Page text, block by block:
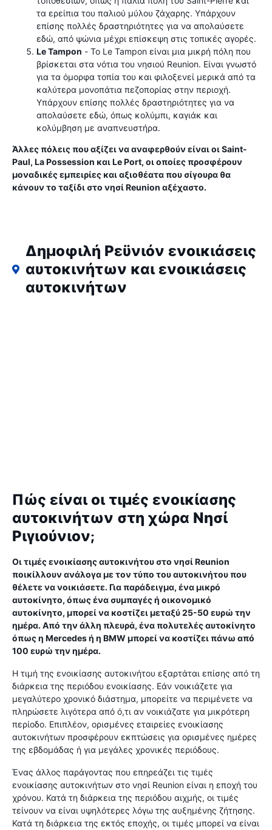
τα ερείπια του παλιού μύλου ζάχαρης. Υπάρχουν
επίσης πολλές δραστηριότητες για να απολαύσετε
εδώ, από ψώνια μέχρι επίσκεψη στις τοπικές αγορές.
Le Tampon - Το Le Tampon είναι μια μικρή πόλη που
βρίσκεται στα νότια του νησιού Reunion. Είναι γνωστό
για τα όμορφα τοπία του και φιλοξενεί μερικά από τα
καλύτερα μονοπάτια πεζοπορίας στην περιοχή.
Υπάρχουν επίσης πολλές δραστηριότητες για να
απολαύσετε εδώ, όπως κολύμπι, καγιάκ και
κολύμβηση με αναπνευστήρα.
Άλλες πόλεις που αξίζει να αναφερθούν είναι οι Saint-
Paul, La Possession και Le Port, οι οποίες προσφέρουν
μοναδικές εμπειρίες και αξιοθέατα που σίγουρα θα
κάνουν το ταξίδι στο νησί Reunion αξέχαστο.
Δημοφιλή Ρεϋνιόν ενοικιάσεις
αυτοκινήτων και ενοικιάσεις
αυτοκινήτων
Πώς είναι οι τιμές ενοικίασης
αυτοκινήτων στη χώρα Νησί
Ριγιούνιον;
Οι τιμές ενοικίασης αυτοκινήτου στο νησί Reunion
ποικίλλουν ανάλογα με τον τύπο του αυτοκινήτου που
θέλετε να νοικιάσετε. Για παράδειγμα, ένα μικρό
αυτοκίνητο, όπως ένα συμπαγές ή οικονομικό
αυτοκίνητο, μπορεί να κοστίζει μεταξύ 25-50 ευρώ την
ημέρα. Από την άλλη πλευρά, ένα πολυτελές αυτοκίνητο
όπως η Mercedes ή η BMW μπορεί να κοστίζει πάνω από
100 ευρώ την ημέρα.
Η τιμή της ενοικίασης αυτοκινήτου εξαρτάται επίσης από τη
διάρκεια της περιόδου ενοικίασης. Εάν νοικιάζετε για
μεγαλύτερο χρονικό διάστημα, μπορείτε να περιμένετε να
πληρώσετε λιγότερα από ό,τι αν νοικιάζατε για μικρότερη
περίοδο. Επιπλέον, ορισμένες εταιρείες ενοικίασης
αυτοκινήτων προσφέρουν εκπτώσεις για ορισμένες ημέρες
της εβδομάδας ή για μεγάλες χρονικές περιόδους.
Ένας άλλος παράγοντας που επηρεάζει τις τιμές
ενοικίασης αυτοκινήτων στο νησί Reunion είναι η εποχή του
χρόνου. Κατά τη διάρκεια της περιόδου αιχμής, οι τιμές
τείνουν να είναι υψηλότερες λόγω της αυξημένης ζήτησης.
Κατά τη διάρκεια της εκτός εποχής, οι τιμές μπορεί να είναι